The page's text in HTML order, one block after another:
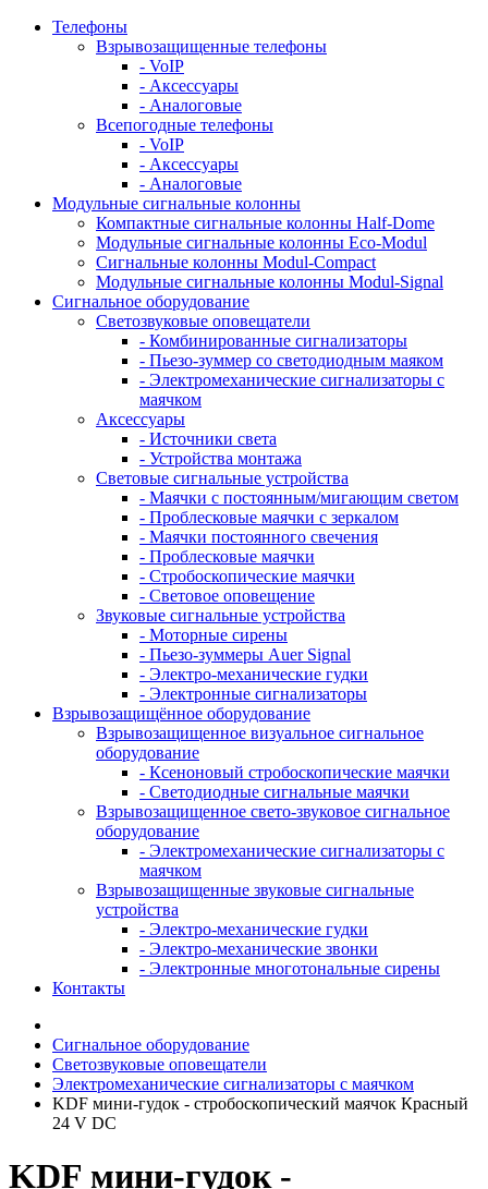
Телефоны
Взрывозащищенные телефоны
- VoIP
- Аксессуары
- Аналоговые
Всепогодные телефоны
- VoIP
- Аксессуары
- Аналоговые
Модульные сигнальные колонны
Компактные сигнальные колонны Half-Dome
Модульные сигнальные колонны Eco-Modul
Сигнальные колонны Modul-Compact
Модульные сигнальные колонны Modul-Signal
Сигнальное оборудование
Светозвуковые оповещатели
- Комбинированные сигнализаторы
- Пьезо-зуммер со светодиодным маяком
- Электромеханические сигнализаторы с
маячком
Аксессуары
- Источники света
- Устройства монтажа
Световые сигнальные устройства
- Маячки с постоянным/мигающим светом
- Проблесковые маячки с зеркалом
- Маячки постоянного свечения
- Проблесковые маячки
- Стробоскопические маячки
- Световое оповещение
Звуковые сигнальные устройства
- Моторные сирены
- Пьезо-зуммеры Auer Signal
- Электро-механические гудки
- Электронные сигнализаторы
Взрывозащищённое оборудование
Взрывозащищенное визуальное сигнальное
оборудование
- Ксеноновый стробоскопические маячки
- Светодиодные сигнальные маячки
Взрывозащищенное свето-звуковое сигнальное
оборудование
- Электромеханические сигнализаторы с
маячком
Взрывозащищенные звуковые сигнальные
устройства
- Электро-механические гудки
- Электро-механические звонки
- Электронные многотональные сирены
Контакты
Сигнальное оборудование
Светозвуковые оповещатели
Электромеханические сигнализаторы с маячком
KDF мини-гудок - стробоскопический маячок Красный
24 V DC
KDF мини-гудок -